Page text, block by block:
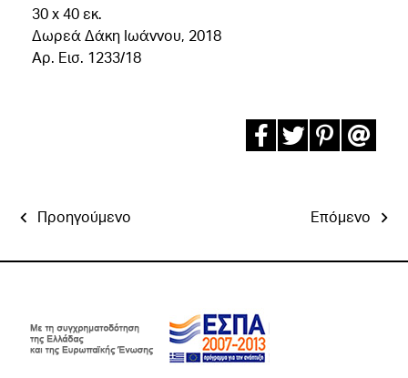
30 x 40 εκ.
Δωρεά Δάκη Ιωάννου, 2018
Αρ. Εισ. 1233/18
Προηγούμενο Επόμενο